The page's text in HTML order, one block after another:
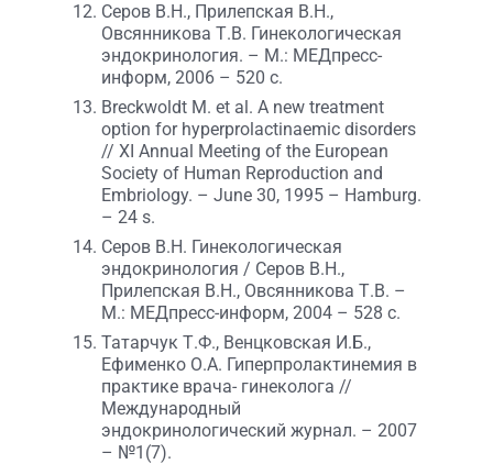
Серов В.Н., Прилепская В.Н.,
Овсянникова Т.В. Гинекологическая
эндокринология. – М.: МЕДпресс-
информ, 2006 – 520 с.
Breckwoldt M. et al. A new treatment
option for hyperprolactinaemic disorders
// XI Annual Meeting of the European
Society of Human Reproduction and
Embriology. – June 30, 1995 – Hamburg.
– 24 s.
Серов В.Н. Гинекологическая
эндокринология / Серов В.Н.,
Прилепская В.Н., Овсянникова Т.В. –
М.: МЕДпресс-информ, 2004 – 528 с.
Татарчук Т.Ф., Венцковская И.Б.,
Ефименко О.А. Гиперпролактинемия в
практике врача- гинеколога //
Международный
эндокринологический журнал. – 2007
– №1(7).